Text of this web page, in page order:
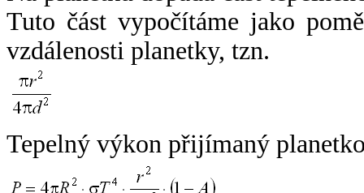
Tuto část vypočítáme jako
vzdálenosti planetky, tzn.
Tepelný výkon přijímaný